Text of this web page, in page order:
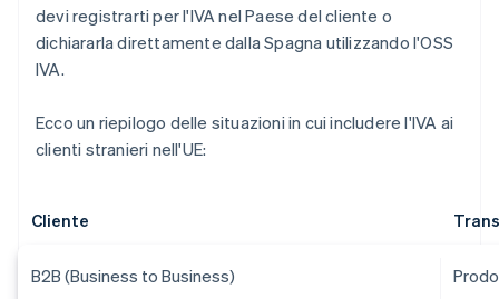
devi registrarti per l'IVA nel Paese del cliente o
dichiararla direttamente dalla Spagna utilizzando l'OSS
IVA.
Ecco un riepilogo delle situazioni in cui includere l'IVA ai
clienti stranieri nell'UE:
Cliente
B2B (Business to Business)